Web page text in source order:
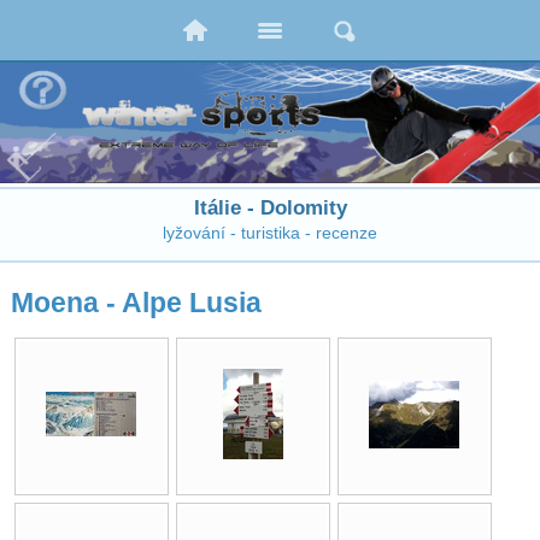
Itálie - Dolomity
lyžování - turistika - recenze
Moena - Alpe Lusia